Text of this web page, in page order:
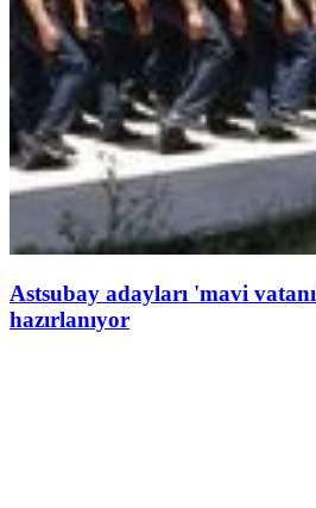
Astsubay adayları 'mavi
hazırlanıyor